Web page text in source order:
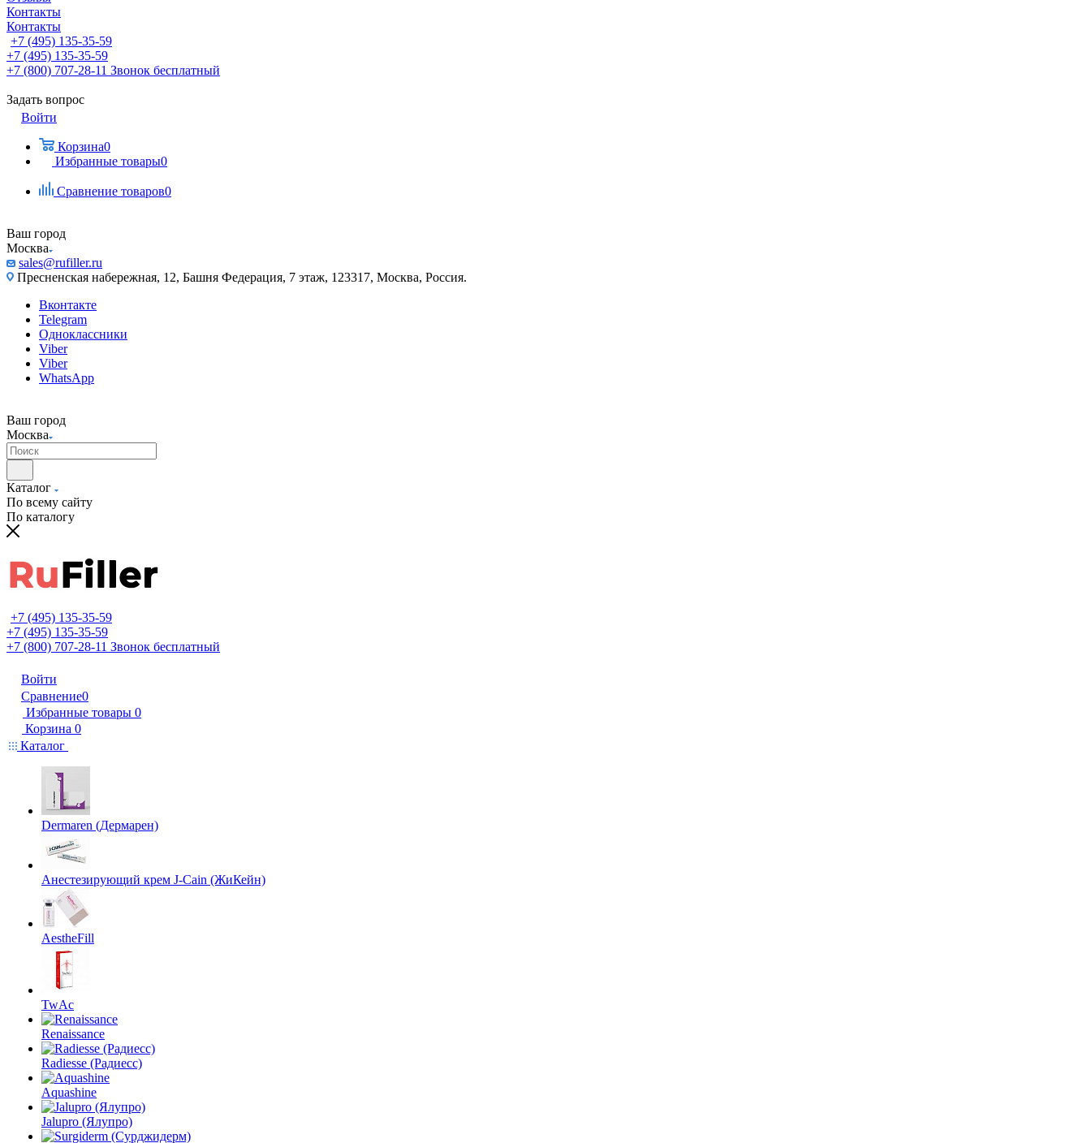
Контакты
Контакты
+7 (495) 135-35-59
+7 (495) 135-35-59
+7 (800) 707-28-11 Звонок бесплатный
Задать вопрос
Войти
Корзина0
Избранные товары0
Сравнение товаров0
Ваш город
Москва
sales@rufiller.ru
Пресненская набережная, 12, Башня Федерация, 7 этаж, 123317, Москва, Россия.
Вконтакте
Telegram
Одноклассники
Viber
Viber
WhatsApp
Ваш город
Москва
Каталог
По всему сайту
По каталогу
+7 (495) 135-35-59
+7 (495) 135-35-59
+7 (800) 707-28-11 Звонок бесплатный
Войти
Сравнение0
Избранные товары 0
Корзина 0
Каталог
Dermaren (Дермарен)
Анестезирующий крем J-Cain (ЖиКейн)
AestheFill
TwAc
Renaissance
Radiesse (Радиесс)
Aquashine
Jalupro (Ялупро)